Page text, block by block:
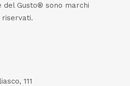
Gusto® sono marchi
111